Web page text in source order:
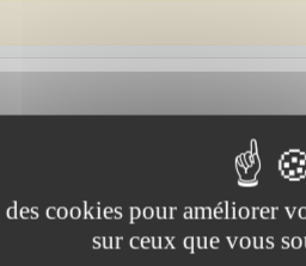
4:00
cookies pour améliorer
sur ceux que vous